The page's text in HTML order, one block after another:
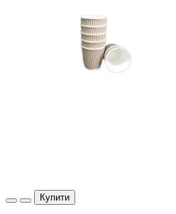
Купити